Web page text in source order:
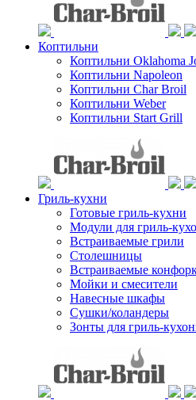
Коптильни
Коптильни Oklahoma
Коптильни Napoleon
Коптильни Char Broil
Коптильни Weber
Коптильни Start Grill
Гриль-кухни
Готовые гриль-кухни
Модули для гриль-
Встраиваемые грили
Столешницы
Встраиваемые
Мойки и смесители
Навесные шкафы
Сушки/коландеры
Зонты для гриль-